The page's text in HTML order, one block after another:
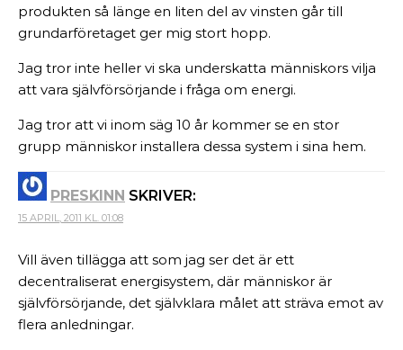
produkten så länge en liten del av vinsten går till
grundarföretaget ger mig stort hopp.
Jag tror inte heller vi ska underskatta människors vilja
att vara självförsörjande i fråga om energi.
Jag tror att vi inom säg 10 år kommer se en stor
grupp människor installera dessa system i sina hem.
PRESKINN SKRIVER:
15 APRIL, 2011 KL. 01:08
Vill även tillägga att som jag ser det är ett
decentraliserat energisystem, där människor är
självförsörjande, det självklara målet att sträva emot av
flera anledningar.